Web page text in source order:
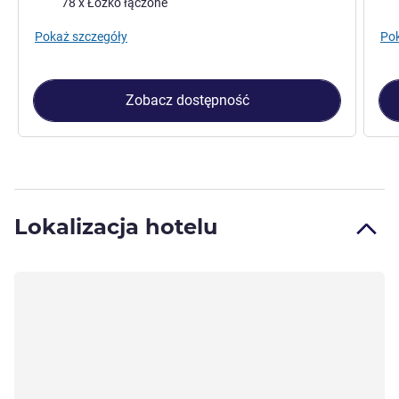
Pokaż szczegóły
Zobacz dostępność
Lokalizacja hotelu